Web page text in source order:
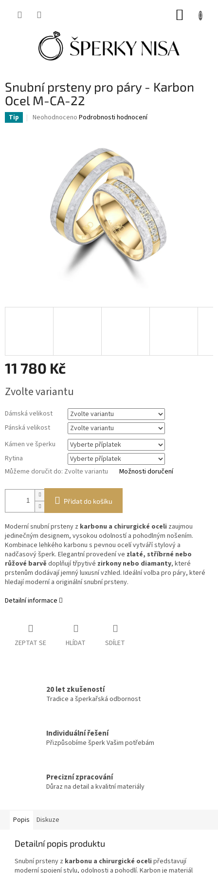
Snubní prsteny pro páry - Karbon
Ocel M-CA-22
Tip
Průměrné
hvězdiček.
Neohodnoceno Podrobnosti hodnocení
11 780 Kč
cena:
Zvolte variantu
Dámská velikost
Pánská velikost
Kámen ve šperku
Rytina
Můžeme doručit do: Zvolte variantu Možnosti doručení
Přidat do košíku
Moderní snubní prsteny z karbonu a chirurgické oceli zaujmou
jedinečným designem, vysokou odolností a pohodlným nošením.
Kombinace lehkého karbonu s pevnou ocelí vytváří stylový a
nadčasový šperk. Elegantní provedení ve zlaté, stříbrné nebo
růžové barvě doplňují třpytivé zirkony nebo diamanty, které
prstenům dodávají jemný luxusní vzhled. Ideální volba pro páry, které
hledají moderní a originální snubní prsteny.
Detailní informace
ZEPTAT SE HLÍDAT SDÍLET
20 let zkušeností
Tradice a šperkařská odbornost
Individuální řešení
Přizpůsobíme šperk Vašim potřebám
Precizní zpracování
Důraz na detail a kvalitní materiály
Popis Diskuze
Detailní popis produktu
Snubní prsteny z karbonu a chirurgické oceli představují
moderní spojení stylu, odolnosti a pohodlí. Karbon je materiál